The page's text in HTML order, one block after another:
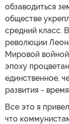
обзаводиться
обществе
средний класс.
революции
Мировой
эпоху
единственное,
развития -
Все это я
что